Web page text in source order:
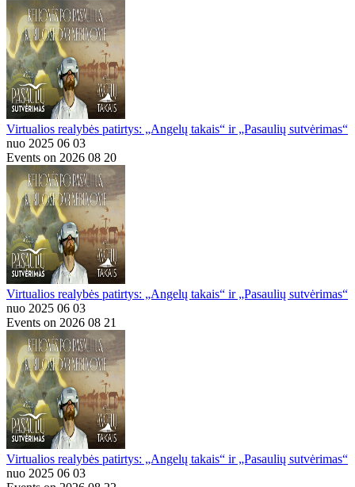
Virtualios realybės patirtys: „Angelų takais“ ir „Pasaulių sutvėrimas“
nuo 2025 06 03
Events on 2026 08 20
Virtualios realybės patirtys: „Angelų takais“ ir „Pasaulių sutvėrimas“
nuo 2025 06 03
Events on 2026 08 21
Virtualios realybės patirtys: „Angelų takais“ ir „Pasaulių sutvėrimas“
nuo 2025 06 03